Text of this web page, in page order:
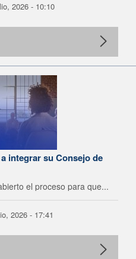
2026 - 10:10
integrar su Consejo de
el proceso para que...
2026 - 17:41